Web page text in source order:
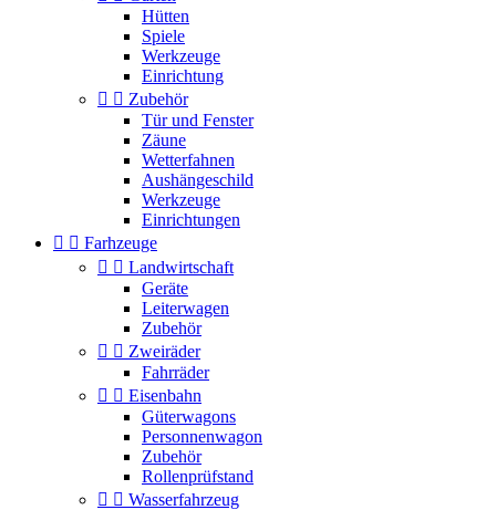
Hütten
Spiele
Werkzeuge
Einrichtung
  Zubehör
Tür und Fenster
Zäune
Wetterfahnen
Aushängeschild
Werkzeuge
Einrichtungen
  Farhzeuge
  Landwirtschaft
Geräte
Leiterwagen
Zubehör
  Zweiräder
Fahrräder
  Eisenbahn
Güterwagons
Personnenwagon
Zubehör
Rollenprüfstand
  Wasserfahrzeug